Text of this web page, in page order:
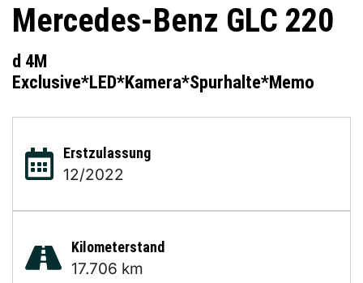
Mercedes-Benz GLC 220
d 4M
Exclusive*LED*Kamera*Spurhalte*Memo
Erstzulassung
12/2022
Kilometerstand
17.706 km